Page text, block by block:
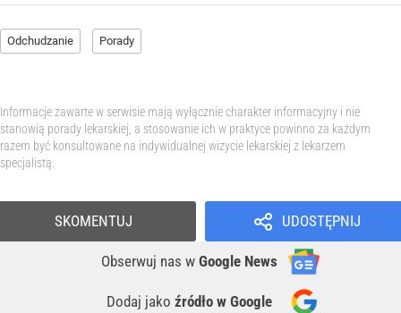
Odchudzanie Porady
Informacje zawarte w serwisie mają wyłącznie charakter informacyjny i nie
stanowią porady lekarskiej, a stosowanie ich w praktyce powinno za każdym
razem być konsultowane na indywidualnej wizycie lekarskiej z lekarzem
specjalistą.
UDOSTĘPNIJ
Obserwuj nas w Google News
Dodaj jako źródło w Google
SKOMENTUJ